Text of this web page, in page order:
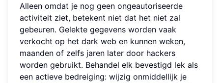
Alleen omdat je nog geen ongeautoriseerde
activiteit ziet, betekent niet dat het niet zal
gebeuren. Gelekte gegevens worden vaak
verkocht op het dark web en kunnen weken,
maanden of zelfs jaren later door hackers
worden gebruikt. Behandel elk bevestigd lek als
een actieve bedreiging: wijzig onmiddellijk je